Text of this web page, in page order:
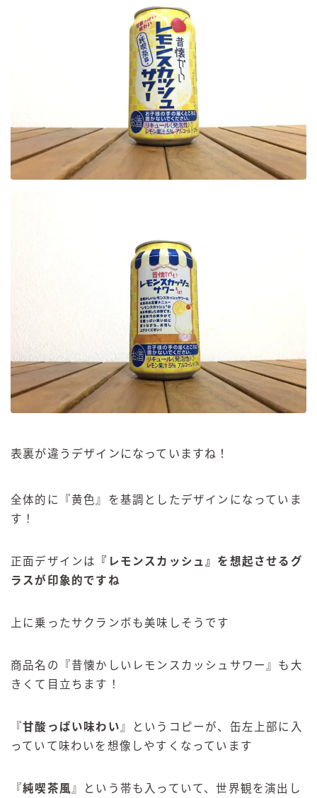
表裏が違うデザインになっていますね！
全体的に『黄色』を基調としたデザインになっていま
す！
正面デザインは
『レモンスカッシュ』を想起させるグ
ラスが印象的ですね
上に乗ったサクランボも美味しそうです
商品名の『昔懐かしいレモンスカッシュサワー』も大
きくて目立ちます！
『甘酸っぱい味わい 』というコピーが、缶左上部に入
っていて味わいを想像しやすくなっています
『純喫茶風 』という帯も入っていて、世界観を演出し